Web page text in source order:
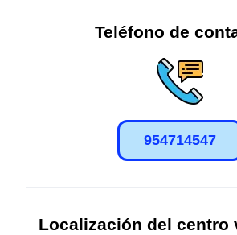
Teléfono de
954714547
Localización del centro